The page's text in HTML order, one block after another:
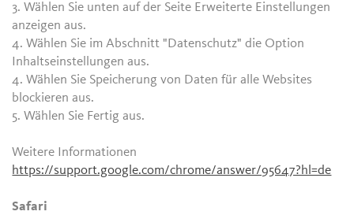
3. Wählen Sie unten auf der Seite Erweiterte Einstellungen
anzeigen aus.
4. Wählen Sie im Abschnitt "Datenschutz" die Option
Inhaltseinstellungen aus.
4. Wählen Sie Speicherung von Daten für alle Websites
blockieren aus.
5. Wählen Sie Fertig aus.
Weitere Informationen
https://support.google.com/chrome/answer/95647?hl=de
Safari